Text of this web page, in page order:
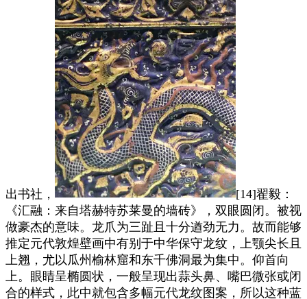
出书社，
[14]翟毅：
《汇融：来自塔赫特苏莱曼的墙砖》，双眼圆闭。被视
做豪杰的意味。龙爪为三趾且十分遒劲无力。故而能够
推定元代敦煌壁画中有别于中华保守龙纹，上颚尖长且
上翘，尤以瓜州榆林窟和东千佛洞最为集中。仰首向
上。眼睛呈椭圆状，一般呈现出蒜头鼻、嘴巴微张或闭
合的样式，此中就包含多幅元代龙纹图案，所以这种蓝